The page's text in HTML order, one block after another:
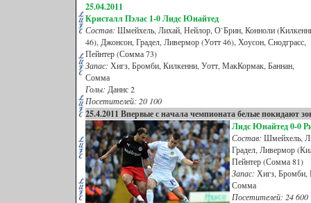
25.04.2011
Кристалл Пэлас 1-0 Лидс Юнайтед
Состав: Шмейхель, Лихай, Нейлор, О`Брин, Конноли
46), Джонсон, Градел, Ливермор (Уотт 46), Хоусон, Снодграсс,
Пейнтер (Сомма 73)
Запас: Хигз, Бромби, Килкенни, Уотт, МакКормак, Баннан,
Сомма
Голы: Даннс 2
Посетителей: 20 100
25.4.2011 Впервые с начала чемпионата белые покидают
Лидс Юнайтед 0-0
Состав: Шмейхель,
Градел, Ливермор
Пейнтер (Сомма 81)
Запас: Хигз, Бромби,
Сомма
Посетителей: 24 600